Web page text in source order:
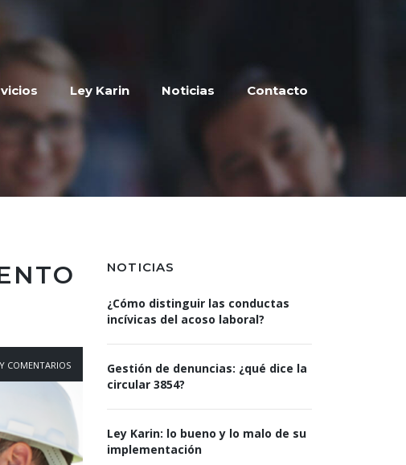
Ley Karin Noticias Contacto
COMENTARIOS
NOTICIAS
¿Cómo distinguir las conductas
incívicas del acoso laboral?
Gestión de denuncias: ¿qué dice la
circular 3854?
Ley Karin: lo bueno y lo malo de su
implementación